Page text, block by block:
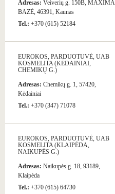
Adresas: Veiverių g. 150B, MAXIMA
BAZĖ, 46391, Kaunas
Tel.: +370 (615) 52184
EUROKOS, PARDUOTUVĖ, UAB
KOSMELITA (KĖDAINIAI,
CHEMIKŲ G.)
Adresas: Chemikų g. 1, 57420,
Kėdainiai
Tel.: +370 (347) 71078
EUROKOS, PARDUOTUVĖ, UAB
KOSMELITA (KLAIPĖDA,
NAIKUPĖS G.)
Adresas: Naikupės g. 18, 93189,
Klaipėda
Tel.: +370 (615) 64730